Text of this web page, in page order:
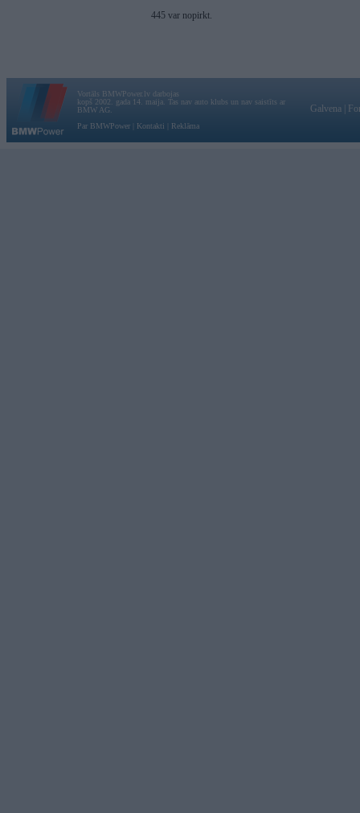
445 var nopirkt.
Vortāls BMWPower.lv darbojas
kopš 2002. gada 14. maija. Tas nav auto klubs un nav saistīts ar
BMW AG.
Par BMWPower
Kontakti Reklāma
Galvena